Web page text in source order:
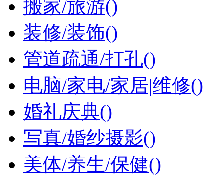
搬家/旅游()
装修/装饰()
管道疏通/打孔()
电脑/家电/家居|维修()
婚礼庆典()
写真/婚纱摄影()
美体/养生/保健()